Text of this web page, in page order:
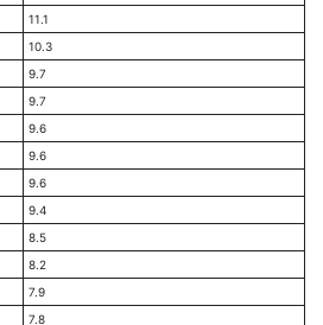
11.1
10.3
9.7
9.7
9.6
9.6
9.6
9.4
8.5
8.2
7.9
7.8